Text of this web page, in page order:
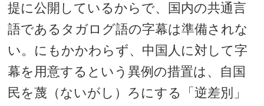
提に公開しているからで、国内の共通言
語であるタガログ語の字幕は準備されな
い。にもかかわらず、中国人に対して字
幕を用意するという異例の措置は、自国
民を蔑（ないがし）ろにする「逆差別」